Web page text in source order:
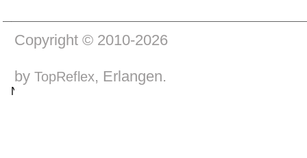
Copyright © 2010-2026
by TopReflex, Erlangen.